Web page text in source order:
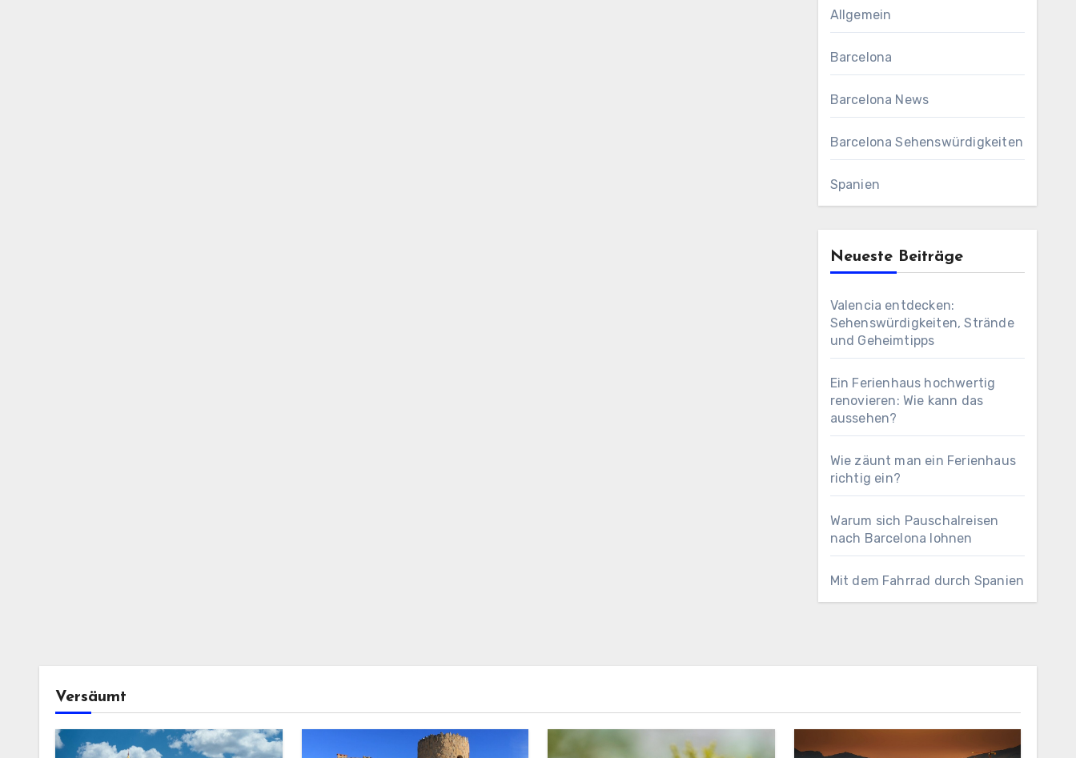
Allgemein
Barcelona
Barcelona News
Barcelona Sehenswürdigkeiten
Spanien
Neueste Beiträge
Valencia entdecken:
Sehenswürdigkeiten, Strände
und Geheimtipps
Ein Ferienhaus hochwertig
renovieren: Wie kann das
aussehen?
Wie zäunt man ein Ferienhaus
richtig ein?
Warum sich Pauschalreisen
nach Barcelona lohnen
Mit dem Fahrrad durch Spanien
Versäumt